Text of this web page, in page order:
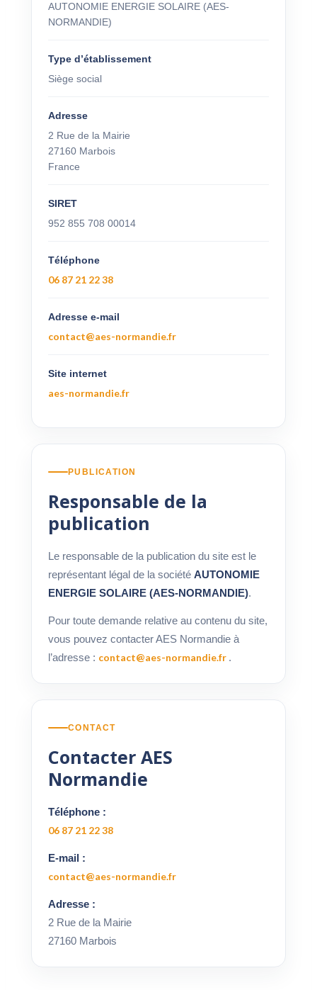
AUTONOMIE ENERGIE SOLAIRE (AES-
NORMANDIE)
Type d’établissement
Siège social
Adresse
2 Rue de la Mairie
27160 Marbois
France
SIRET
952 855 708 00014
Téléphone
06 87 21 22 38
Adresse e-mail
contact@aes-normandie.fr
Site internet
aes-normandie.fr
PUBLICATION
Responsable de la
publication
Le responsable de la publication du site est le
représentant légal de la société AUTONOMIE
ENERGIE SOLAIRE (AES-NORMANDIE).
Pour toute demande relative au contenu du site,
vous pouvez contacter AES Normandie à
l’adresse : contact@aes-normandie.fr .
CONTACT
Contacter AES
Normandie
Téléphone :
06 87 21 22 38
E-mail :
contact@aes-normandie.fr
Adresse :
2 Rue de la Mairie
27160 Marbois